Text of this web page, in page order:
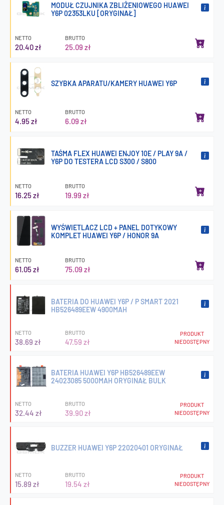
MODUŁ CZUJNIKA ZBLIŻENIOWEGO HUAWEI
Y6P 02353LKU [ORYGINAŁ]
NETTO
20.40 zł
BRUTTO
25.09 zł
SZYBKA APARATU/KAMERY HUAWEI Y6P
NETTO
4.95 zł
BRUTTO
6.09 zł
TAŚMA FLEX HUAWEI ENJOY 10E / PLAY 9A /
Y6P DO TESTERA LCD S300 / S800
NETTO
16.25 zł
BRUTTO
19.99 zł
WYŚWIETLACZ LCD + PANEL DOTYKOWY
KOMPLET HUAWEI Y6P / HONOR 9A
NETTO
61.05 zł
BRUTTO
75.09 zł
BATERIA DO HUAWEI Y6P / P SMART 2021
HB526489EEW 4900MAH
NETTO
38.69 zł
BRUTTO
47.59 zł
PRODUKT
NIEDOSTĘPNY
BATERIA HUAWEI Y6P HB526489EEW
24023085 5000MAH ORYGINAŁ BULK
NETTO
32.44 zł
BRUTTO
39.90 zł
PRODUKT
NIEDOSTĘPNY
BUZZER HUAWEI Y6P 22020401 ORYGINAŁ
NETTO
15.89 zł
BRUTTO
19.54 zł
PRODUKT
NIEDOSTĘPNY